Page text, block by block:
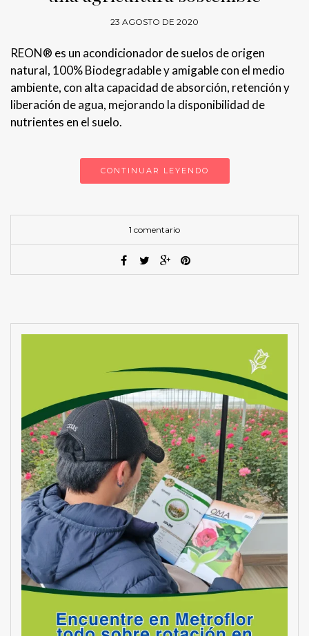
23 AGOSTO DE 2020
REON® es un acondicionador de suelos de origen
natural, 100% Biodegradable y amigable con el medio
ambiente, con alta capacidad de absorción, retención y
liberación de agua, mejorando la disponibilidad de
nutrientes en el suelo.
CONTINUAR LEYENDO
1 comentario